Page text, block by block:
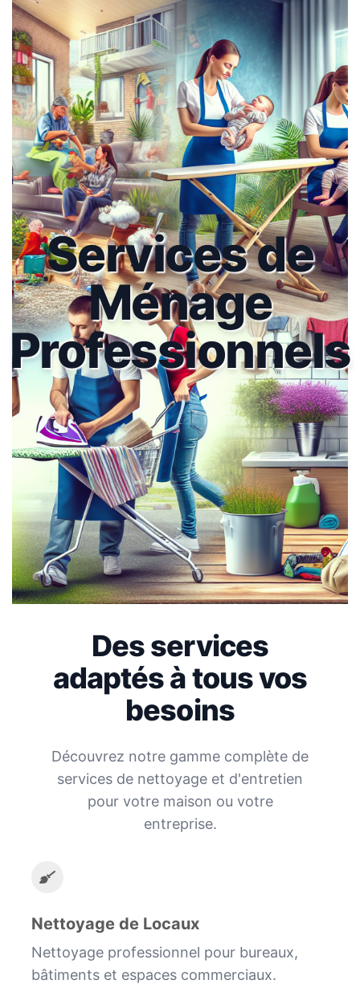
Services de
Ménage
Professionnels
Des services
adaptés à tous vos
besoins
Découvrez notre gamme complète de
services de nettoyage et d'entretien
pour votre maison ou votre
entreprise.
Nettoyage de Locaux
Nettoyage professionnel pour bureaux,
bâtiments et espaces commerciaux.